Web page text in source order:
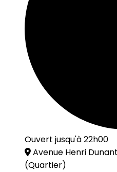
Ouvert jusqu'à 22h00
Avenue Henri
(Quartier)